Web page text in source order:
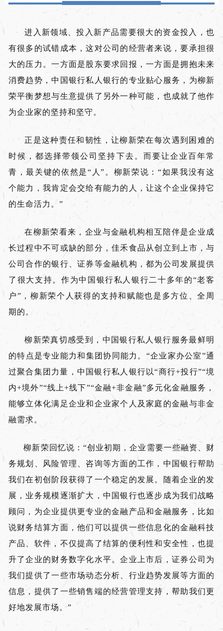
进入新领域、投入新产品需要很大的资金投入，也
有很多的试错成本，这对公司的经营者来说，要承担很
大的压力。一方面是股东要求回报，一方面是拥抱未来
消费趋势，中国银行私人银行的专业贴心服务，为柳新
荣平衡梦想与生意提供了另外一种可能，也成就了他作
为企业家的坚持和坚守。
正是这种责任和韧性，让柳新荣在每次遇到困难的
时候，都选择带领公司坚持下去。而要让企业百年常
青，最关键的依然是“人”。柳新荣说：“如果我没有这
个能力，我肯定会交给有能力的人，让这个企业保持它
的生命活力。”
在柳新荣看来，企业与金融机构相互陪伴是企业成
长过程中不可或缺的部分，佳禾食品从创立到上市，与
公司合作的银行、证券等金融机构，都为公司发展提供
了很大支持。作为中国银行私人银行二十多年的“老客
户”，柳新荣个人获得的支持和赋能也是多方位、全周
期的。
柳新荣真切感受到，中国银行私人银行服务最鲜明
的特点是专业能力和集团协同能力。“企业家办公室”通
过聚合集团力量，中国银行私人银行以“商行+投行”“境
内+境外”“线上+线下”“金融+非金融”多元化金融服务，
能够立体化满足企业和企业家个人及家庭的金融与非金
融需求。
柳新荣回忆说：“创业初期，企业需要一些融资、财
务规划、风险管理、咨询等方面的工作，中国银行帮助
我们在初创阶段获得了一个稳定的发展。随着企业的发
展，业务规模逐渐扩大，中国银行也逐步成为我们战略
顾问，为企业提供更专业的金融产品和金融服务，比如
说财务结算方面，他们可以提供一些信息化的金融科技
产品、软件，不仅提高了结算的便利性和安全性，也提
升了企业的财务数字化水平。企业上市后，证券公司为
我们提供了一些市场动态分析、行业趋势发展等方面的
信息，提供了一些销售端的经营管理支持，帮助我们更
好地发展市场。”